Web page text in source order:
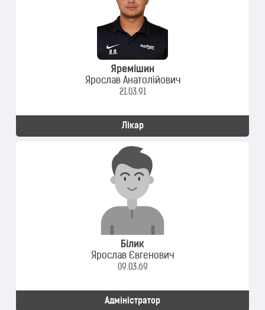
Яремішин
Ярослав Анатолійович
21.03.91
Лікар
Білик
Ярослав Євгенович
09.03.69
Адміністратор